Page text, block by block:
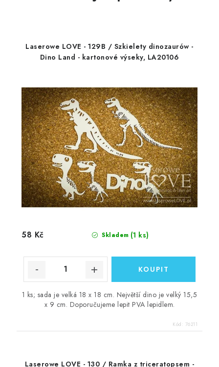
Laserowe LOVE - 129B / Szkielety dinozaurów -
Dino Land - kartonové výseky, LA20106
Skladem (1 ks)
58 Kč
1 ks; sada je velká 18 x 18 cm. Největší dino je velký 15,5
x 9 cm. Doporučujeme lepit PVA lepidlem.
Kód: 76211
Laserowe LOVE - 130 / Ramka z triceratopsem -